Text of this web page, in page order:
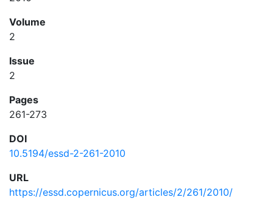
Volume
2
Issue
2
Pages
261-273
DOI
10.5194/essd-2-261-2010
URL
https://essd.copernicus.org/articles/2/261/2010/